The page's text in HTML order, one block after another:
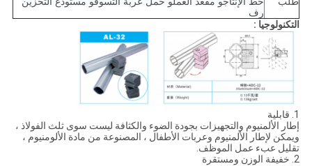
رف
التكنولوجيا :
1. قابلية
إطار الألمنيوم والتجهيزات بجودة الضوء والكثافة ليست سوى ثلث الفولاذ ،
ويمكن لإطار الألمنيوم وعربات الأطفال ، المصنوعة من مادة الألومنيوم ،
تقليل عبء عمل الموظف.
2. خفيفة الوزن ومستقرة